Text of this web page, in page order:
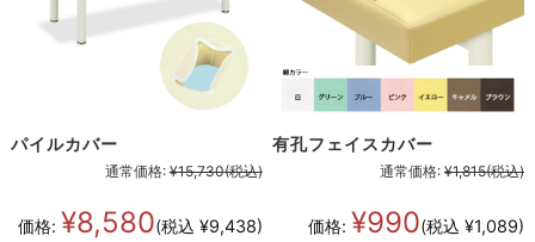
パイルカバー
通常価格: ¥15,730(税込)
価格: ¥8,580(税込 ¥9,438)
有孔フェイスカバー
通常価格: ¥1,815(税込)
価格: ¥990(税込 ¥1,089)